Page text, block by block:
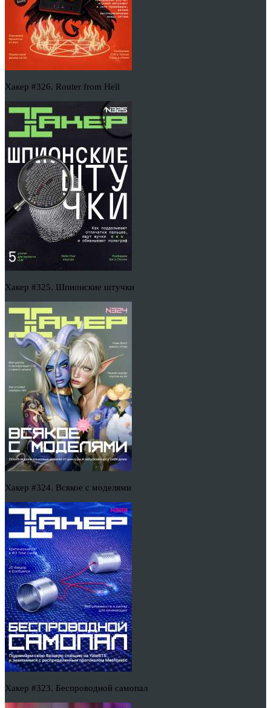
Хакер #326. Router from Hell
Хакер #325. Шпионские штучки
Хакер #324. Всякое с моделями
Хакер #323. Беспроводной самопал